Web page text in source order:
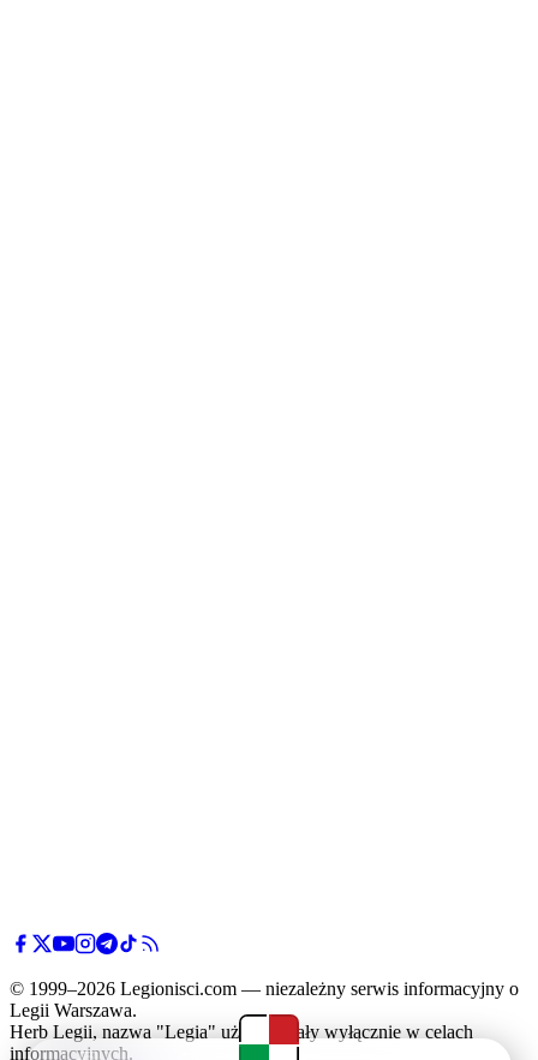
© 1999–2026 Legionisci.com — niezależny serwis informacyjny o
Legii Warszawa.
Herb Legii, nazwa "Legia" użyte zostały wyłącznie w celach
informacyjnych.